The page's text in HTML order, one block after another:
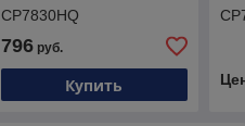
CP7830HQ
796руб.
Купить